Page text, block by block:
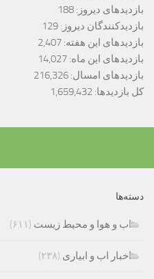
بازدیدهای دیروز: 188
بازدیدکنندگان دیروز: 129
بازدیدهای این هفته: 2,407
بازدیدهای این ماه: 14,027
بازدیدهای امسال: 216,326
کل بازدیدها: 1,659,432
دسته‌ها
اب و هوا و محیط زیست (۶۱۱)
اخبار اب و ابیاری (۲۳۸)